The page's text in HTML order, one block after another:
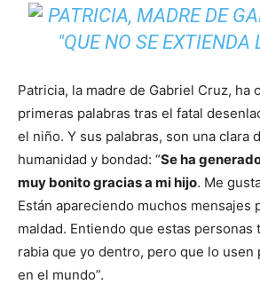
Patricia, la madre de Gabriel Cruz, ha
primeras palabras tras el fatal
el niño. Y sus palabras, son una clara
humanidad y bondad: “Se ha
muy bonito gracias a mi hijo. Me
Están apareciendo muchos mensajes
maldad. Entiendo que estas personas
rabia que yo dentro, pero que lo usen
en el mundo”.